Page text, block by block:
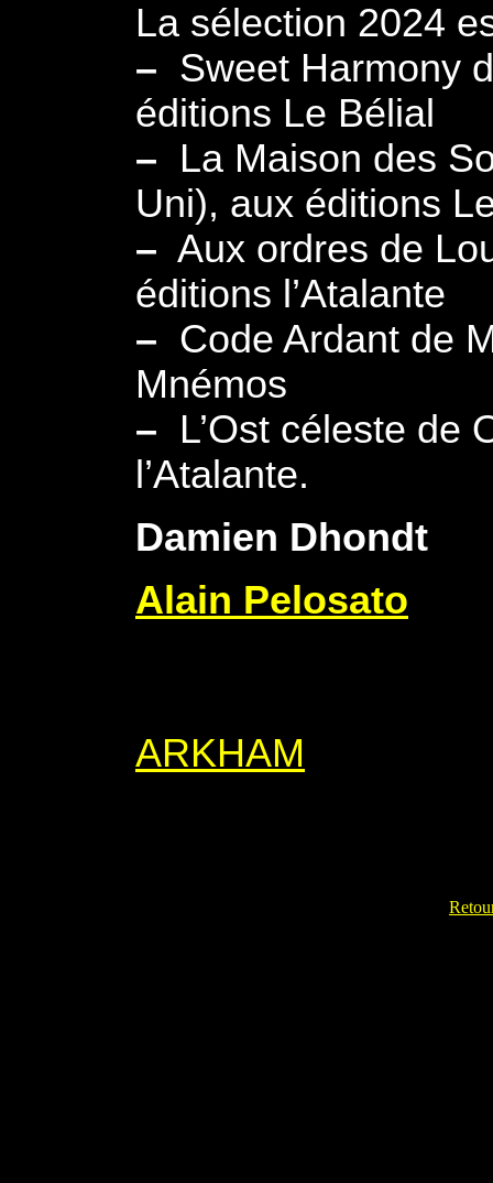
La sélection 2024
– Sweet Harmony
éditions Le Bélial
– La Maison des
Uni), aux éditions
– Aux ordres de
éditions l’Atalante
– Code Ardant de
Mnémos
– L’Ost céleste de
l’Atalante.
Damien Dhondt
Alain Pelosato
ARKHAM